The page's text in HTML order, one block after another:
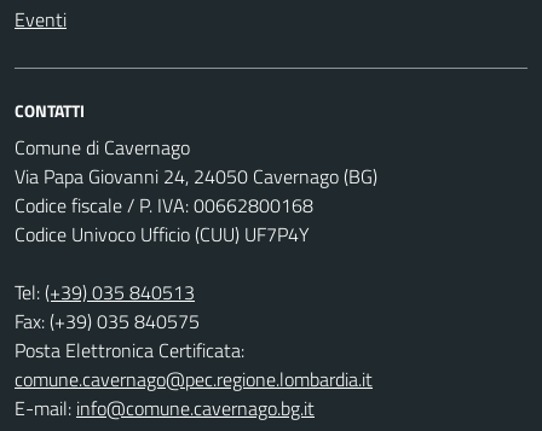
Eventi
CONTATTI
Comune di Cavernago
Via Papa Giovanni 24, 24050 Cavernago (BG)
Codice fiscale / P. IVA: 00662800168
Codice Univoco Ufficio (CUU) UF7P4Y
Tel:(+39) 035 840513
Fax: (+39) 035 840575
Posta Elettronica Certificata:
comune.cavernago@pec.regione.lombardia.it
E-mail: info@comune.cavernago.bg.it